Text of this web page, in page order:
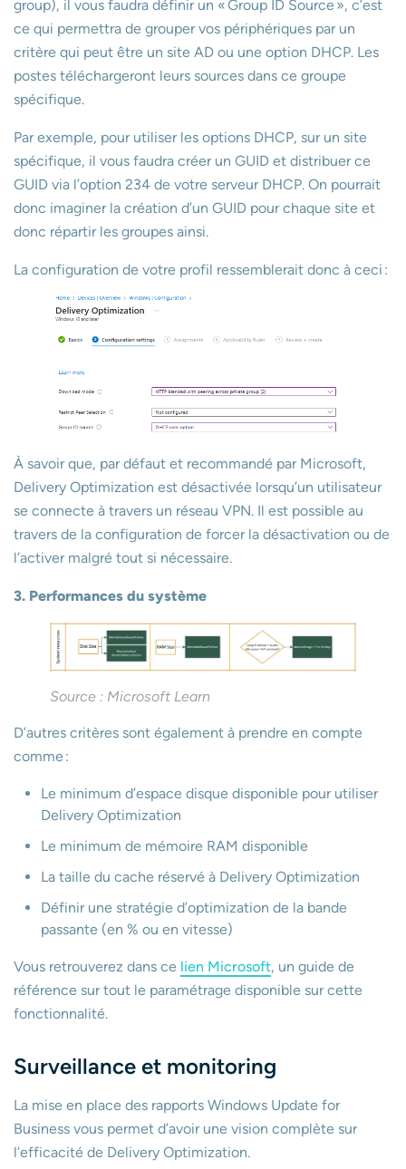
group), il vous faudra définir un « Group ID Source », c’est
ce qui permettra de grouper vos périphériques par un
critère qui peut être un site AD ou une option DHCP. Les
postes téléchargeront leurs sources dans ce groupe
spécifique.
Par exemple, pour utiliser les options DHCP, sur un site
spécifique, il vous faudra créer un GUID et distribuer ce
GUID via l’option 234 de votre serveur DHCP. On pourrait
donc imaginer la création d’un GUID pour chaque site et
donc répartir les groupes ainsi.
La configuration de votre profil ressemblerait donc à ceci :
À savoir que, par défaut et recommandé par Microsoft,
Delivery Optimization est désactivée lorsqu’un utilisateur
se connecte à travers un réseau VPN. Il est possible au
travers de la configuration de forcer la désactivation ou de
l’activer malgré tout si nécessaire.
3. Performances du système
Source : Microsoft Learn
D’autres critères sont également à prendre en compte
comme :
Le minimum d’espace disque disponible pour utiliser
Delivery Optimization
Le minimum de mémoire RAM disponible
La taille du cache réservé à Delivery Optimization
Définir une stratégie d’optimization de la bande
passante (en % ou en vitesse)
Vous retrouverez dans ce lien Microsoft, un guide de
référence sur tout le paramétrage disponible sur cette
fonctionnalité.
Surveillance et monitoring
La mise en place des rapports Windows Update for
Business vous permet d’avoir une vision complète sur
l’efficacité de Delivery Optimization.